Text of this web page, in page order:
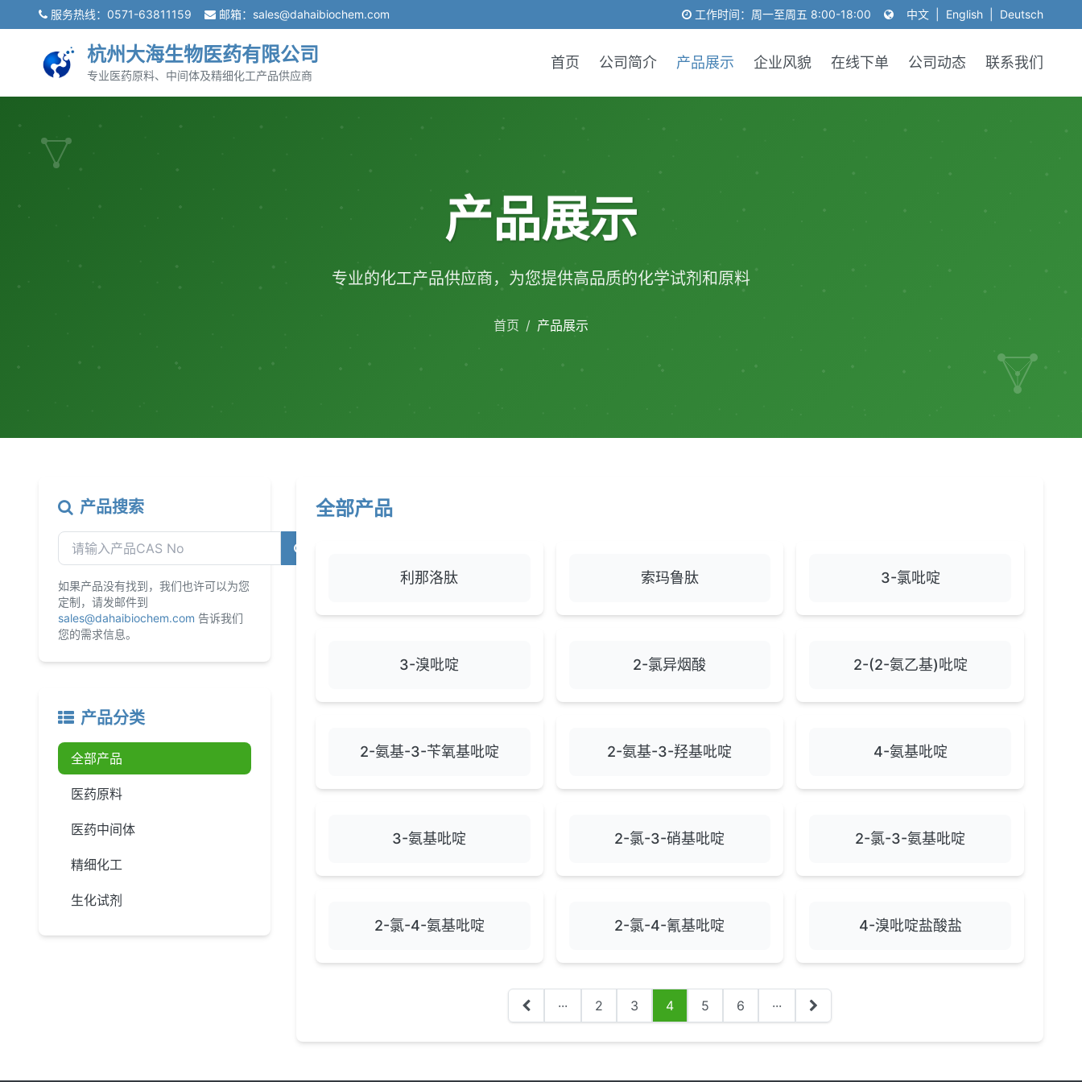
服务热线： 0571-63811159 邮箱： sales@dahaibiochem.com 工作时间：周一至周五 8:00-18:00 中文 English Deutsch
杭州大海生物医药有限公司
专业医药原料、中间体及精细化工产品供应商
首页 公司简介 产品展示 企业风貌 在线下单 公司动态 联系我们
产品展示
专业的化工产品供应商，为您提供高品质的化学试剂和原料
首页 / 产品展示
产品搜索
如果产品没有找到，我们也许可以为您
定制，请发邮件到
sales@dahaibiochem.com 告诉我们
您的需求信息。
产品分类
全部产品
医药原料
医药中间体
精细化工
生化试剂
全部产品
利那洛肽 索玛鲁肽 3-氯吡啶
3-溴吡啶 2-氯异烟酸 2-(2-氨乙基)吡啶
2-氨基-3-苄氧基吡啶 2-氨基-3-羟基吡啶 4-氨基吡啶
3-氨基吡啶 2-氯-3-硝基吡啶 2-氯-3-氨基吡啶
2-氯-4-氨基吡啶 2-氯-4-氰基吡啶 4-溴吡啶盐酸盐
··· 2 3 4 5 6 ···